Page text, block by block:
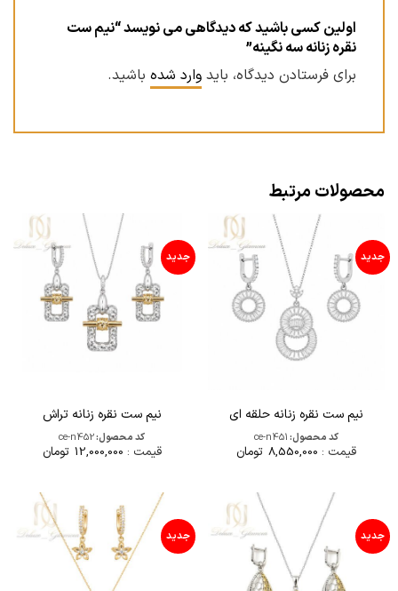
اولین کسی باشید که دیدگاهی می نویسد “نیم ست
نقره زنانه سه نگینه”
برای فرستادن دیدگاه، باید وارد شده باشید.
محصولات مرتبط
جدید
نیم ست نقره زنانه حلقه ای
کد محصول:ce-n451
قیمت : 8,550,000 تومان
جدید
نیم ست نقره زنانه تراش
کد محصول:ce-n452
قیمت : 12,000,000 تومان
جدید جدید